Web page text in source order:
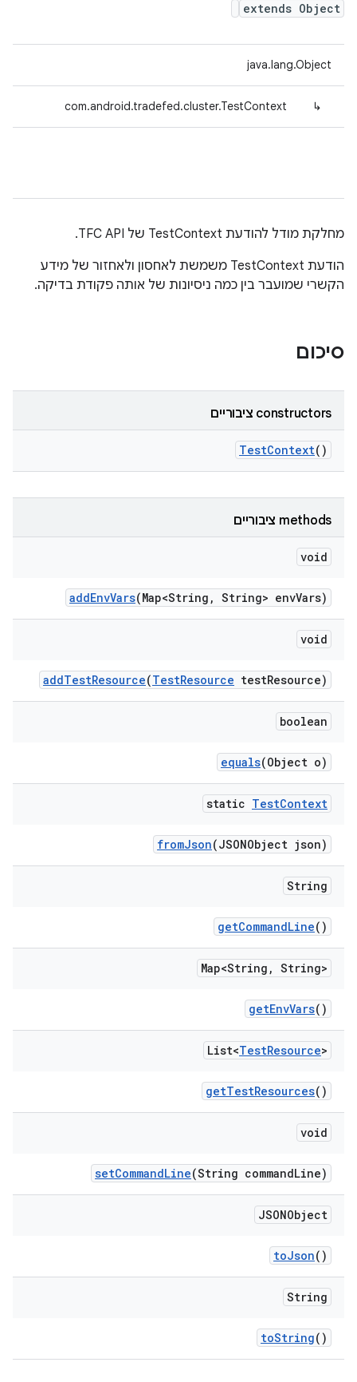
extends Object
java.lang.Object
↳
com.android.tradefed.cluster.TestContext
מחלקת מודל להודעת TestContext של TFC API.
הודעת TestContext משמשת לאחסון ולאחזור של מידע
הקשרי שמועבר בין כמה ניסיונות של אותה פקודת בדיקה.
סיכום
‫constructors ציבוריים
TestContext()
‫methods ציבוריים
void
addEnvVars(Map<String , String> envVars)
void
addTestResource(TestResource testResource)
boolean
equals(Object o)
static TestContext
fromJson(JSONObject json)
String
getCommandLine()
Map<String , String>
getEnvVars()
List<TestResource>
getTestResources()
void
setCommandLine(String commandLine)
JSONObject
toJson()
String
toString()